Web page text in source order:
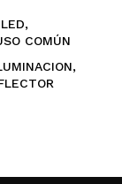
LED,
COMÚN
,